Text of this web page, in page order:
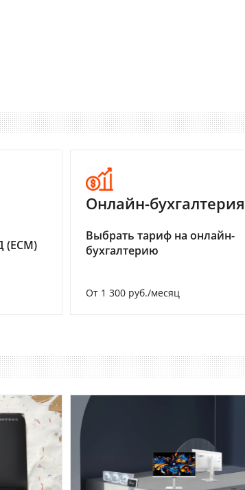
Онлайн-бухгалтерия
Выбрать тариф на онлайн-
бухгалтерию
От 1 300 руб./месяц